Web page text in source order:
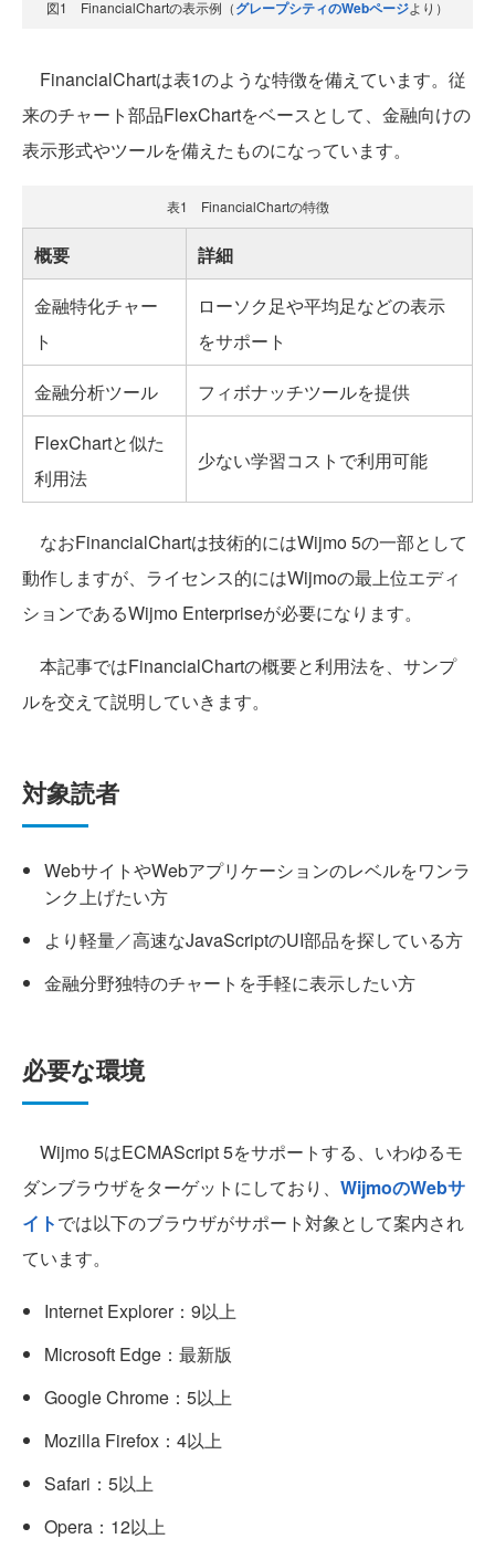
図1 FinancialChartの表示例（グレープシティのWebページより）
FinancialChartは表1のような特徴を備えています。従
来のチャート部品FlexChartをベースとして、金融向けの
表示形式やツールを備えたものになっています。
表1 FinancialChartの特徴
概要
詳細
金融特化チャー
ト
ローソク足や平均足などの表示
をサポート
金融分析ツール
フィボナッチツールを提供
FlexChartと似た
利用法
少ない学習コストで利用可能
なおFinancialChartは技術的にはWijmo 5の一部として
動作しますが、ライセンス的にはWijmoの最上位エディ
ションであるWijmo Enterpriseが必要になります。
本記事ではFinancialChartの概要と利用法を、サンプ
ルを交えて説明していきます。
対象読者
WebサイトやWebアプリケーションのレベルをワンラ
ンク上げたい方
より軽量／高速なJavaScriptのUI部品を探している方
金融分野独特のチャートを手軽に表示したい方
必要な環境
Wijmo 5はECMAScript 5をサポートする、いわゆるモ
ダンブラウザをターゲットにしており、 WijmoのWebサ
イトでは以下のブラウザがサポート対象として案内され
ています。
Internet Explorer：9以上
Microsoft Edge：最新版
Google Chrome：5以上
Mozilla Firefox：4以上
Safari：5以上
Opera：12以上